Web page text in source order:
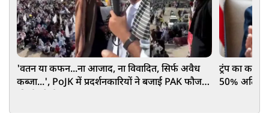
'वतन या कफन...ना आजाद, ना विवादित, सिर्फ अवैध
कब्जा...', PoJK में प्रदर्शनकारियों ने बजाई PAK फौज
ट्रंप का
50%